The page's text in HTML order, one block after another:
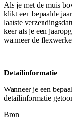
Als je met de muis
klikt een bepaalde
laatste
keer als je een
wanneer de
Detailinformatie
Wanneer je een
detailinformatie
Bron